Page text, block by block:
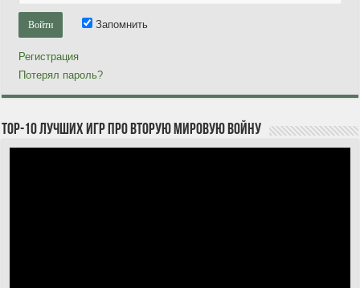
Запомнить
Регистрация
Потерял пароль?
TOP-10 лучших игр про Вторую мировую войну